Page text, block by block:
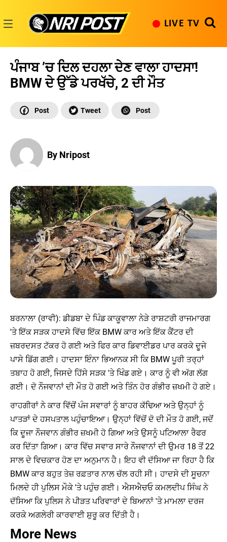
content
LIVE TV
ਪੰਜਾਬ ’ਚ ਦਿਲ ਦਹਲਾ ਦੇਣ ਵਾਲਾ ਹਾਦਸਾ!
BMW ਦੇ ਉੱਡੇ ਪਰਖੱਚੇ, 2 ਦੀ ਮੌਤ
By Nripost
ਬਰਨਾਲਾ (ਰਾਵੀ): ਡੀਡਬਾ ਦੇ ਪਿੰਡ ਕਾਕੂਵਾਲਾ ਨੇੜੇ ਰਾਸ਼ਟਰੀ ਰਾਜਮਾਰਗ
'ਤੇ ਇੱਕ ਸੜਕ ਹਾਦਸੇ ਵਿੱਚ ਇੱਕ BMW ਕਾਰ ਅਤੇ ਇੱਕ ਕੈਂਟਰ ਦੀ
ਜ਼ਬਰਦਸਤ ਟੱਕਰ ਹੋ ਗਈ ਅਤੇ ਫਿਰ ਕਾਰ ਡਿਵਾਈਡਰ ਪਾਰ ਕਰਕੇ ਦੂਜੇ
ਪਾਸੇ ਡਿੱਗ ਗਈ। ਹਾਦਸਾ ਇੰਨਾ ਭਿਆਨਕ ਸੀ ਕਿ BMW ਪੂਰੀ ਤਰ੍ਹਾਂ
ਤਬਾਹ ਹੋ ਗਈ, ਜਿਸਦੇ ਹਿੱਸੇ ਸੜਕ 'ਤੇ ਖਿੰਡ ਗਏ। ਕਾਰ ਨੂੰ ਵੀ ਅੱਗ ਲੱਗ
ਗਈ। ਦੋ ਨੌਜਵਾਨਾਂ ਦੀ ਮੌਤ ਹੋ ਗਈ ਅਤੇ ਤਿੰਨ ਹੋਰ ਗੰਭੀਰ ਜ਼ਖਮੀ ਹੋ ਗਏ।
ਰਾਹਗੀਰਾਂ ਨੇ ਕਾਰ ਵਿੱਚੋਂ ਪੰਜ ਸਵਾਰਾਂ ਨੂੰ ਬਾਹਰ ਕੱਢਿਆ ਅਤੇ ਉਨ੍ਹਾਂ ਨੂੰ
ਪਾਤੜਾਂ ਦੇ ਹਸਪਤਾਲ ਪਹੁੰਚਾਇਆ। ਉਨ੍ਹਾਂ ਵਿੱਚੋਂ ਦੋ ਦੀ ਮੌਤ ਹੋ ਗਈ, ਜਦੋਂ
ਕਿ ਦੂਜਾ ਨੌਜਵਾਨ ਗੰਭੀਰ ਜ਼ਖਮੀ ਹੋ ਗਿਆ ਅਤੇ ਉਸਨੂੰ ਪਟਿਆਲਾ ਰੈਫਰ
ਕਰ ਦਿੱਤਾ ਗਿਆ। ਕਾਰ ਵਿੱਚ ਸਵਾਰ ਸਾਰੇ ਨੌਜਵਾਨਾਂ ਦੀ ਉਮਰ 18 ਤੋਂ 22
ਸਾਲ ਦੇ ਵਿਚਕਾਰ ਹੋਣ ਦਾ ਅਨੁਮਾਨ ਹੈ। ਇਹ ਵੀ ਦੱਸਿਆ ਜਾ ਰਿਹਾ ਹੈ ਕਿ
BMW ਕਾਰ ਬਹੁਤ ਤੇਜ਼ ਰਫ਼ਤਾਰ ਨਾਲ ਚੱਲ ਰਹੀ ਸੀ। ਹਾਦਸੇ ਦੀ ਸੂਚਨਾ
ਮਿਲਦੇ ਹੀ ਪੁਲਿਸ ਮੌਕੇ 'ਤੇ ਪਹੁੰਚ ਗਈ। ਐਸਐਚਓ ਕਮਲਦੀਪ ਸਿੰਘ ਨੇ
ਦੱਸਿਆ ਕਿ ਪੁਲਿਸ ਨੇ ਪੀੜਤ ਪਰਿਵਾਰਾਂ ਦੇ ਬਿਆਨਾਂ 'ਤੇ ਮਾਮਲਾ ਦਰਜ
ਕਰਕੇ ਅਗਲੇਰੀ ਕਾਰਵਾਈ ਸ਼ੁਰੂ ਕਰ ਦਿੱਤੀ ਹੈ।
More News